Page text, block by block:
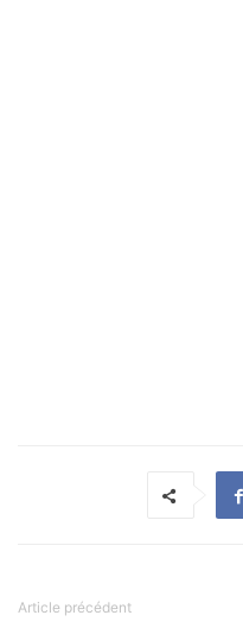
Article précédent